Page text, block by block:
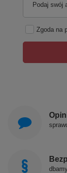
Podaj swój
Zgoda na